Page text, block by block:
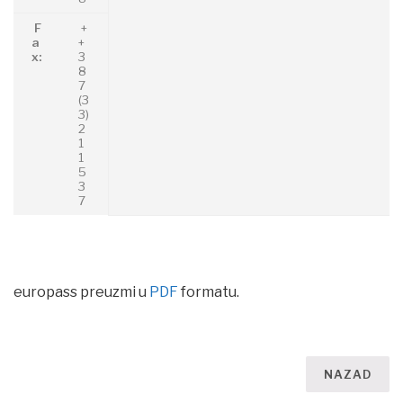
F
a
x:
+
+
3
8
7
(3
3)
2
1
1
5
3
7
europass preuzmi u PDF formatu.
NAZAD